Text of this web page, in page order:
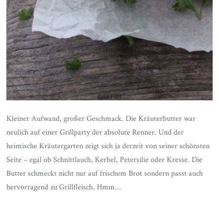
Kleiner Aufwand, großer Geschmack. Die Kräuterbutter war
neulich auf einer Grillparty der absolute Renner. Und der
heimische Kräutergarten zeigt sich ja derzeit von seiner schönsten
Seite – egal ob Schnittlauch, Kerbel, Petersilie oder Kresse. Die
Butter schmeckt nicht nur auf frischem Brot sondern passt auch
hervorragend zu Grillfleisch. Hmm…